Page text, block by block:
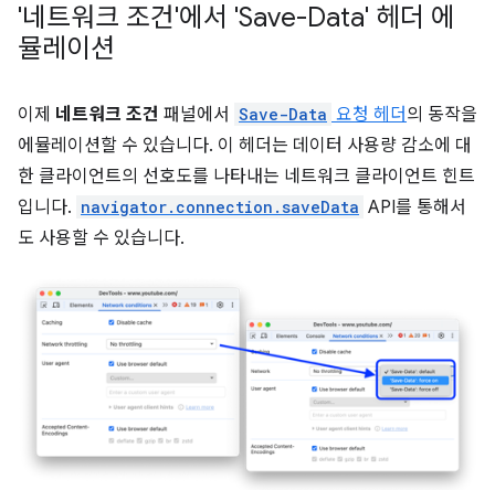
'네트워크 조건'에서 'Save-Data' 헤더 에
뮬레이션
이제 네트워크 조건 패널에서 Save-Data 요청 헤더 의 동작을
에뮬레이션할 수 있습니다. 이 헤더는 데이터 사용량 감소에 대
한 클라이언트의 선호도를 나타내는 네트워크 클라이언트 힌트
입니다. navigator.connection.saveData API를 통해서
도 사용할 수 있습니다.